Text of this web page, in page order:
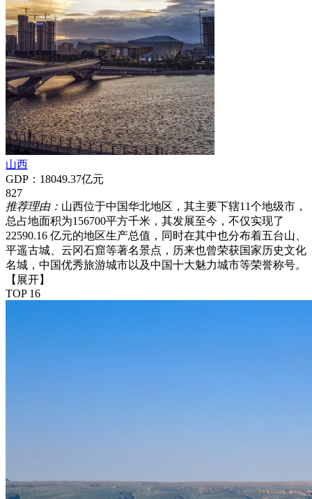
山西
GDP：18049.37亿元
827
推荐理由： 山西位于中国华北地区，其主要下辖11个地级市，
总占地面积为156700平方千米，其发展至今，不仅实现了
22590.16 亿元的地区生产总值，同时在其中也分布着五台山、
平遥古城、云冈石窟等著名景点，历来也曾荣获国家历史文化
名城，中国优秀旅游城市以及中国十大魅力城市等荣誉称号。
【展开】
TOP 16